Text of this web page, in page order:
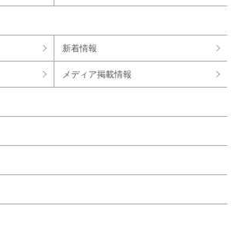
新着情報
メディア掲載情報